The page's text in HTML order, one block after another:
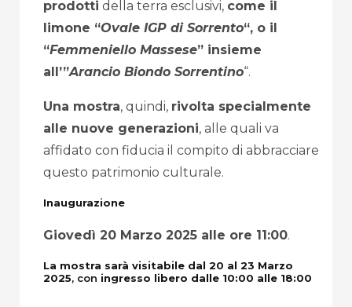
prodotti della terra esclusivi, come il
limone “Ovale IGP di Sorrento“, o il
“Femmeniello Massese” insieme
all’”Arancio Biondo Sorrentino“.
Una mostra, quindi, rivolta specialmente
alle nuove generazioni, alle quali va
affidato con fiducia il compito di abbracciare
questo patrimonio culturale.
Inaugurazione
Giovedì 20 Marzo 2025 alle ore 11:00.
La mostra sarà visitabile dal 20 al 23 Marzo
2025, con ingresso libero dalle 10:00 alle 18:00